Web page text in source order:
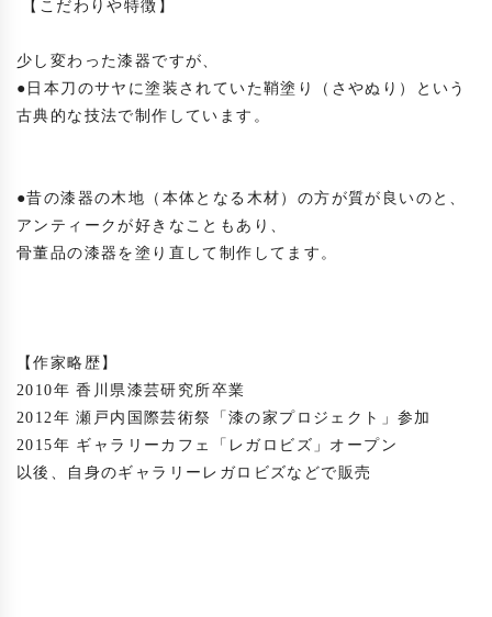
少し変わった漆器ですが、
●日本刀のサヤに塗装されていた鞘塗り（さやぬり）という
古典的な技法で制作しています。
●昔の漆器の木地（本体となる木材）の方が質が良いのと、
アンティークが好きなこともあり、
骨董品の漆器を塗り直して制作してます。
【作家略歴】
2010年 香川県漆芸研究所卒業
2012年 瀬戸内国際芸術祭「漆の家プロジェクト」参加
2015年 ギャラリーカフェ「レガロビズ」オープン
以後、自身のギャラリーレガロビズなどで販売